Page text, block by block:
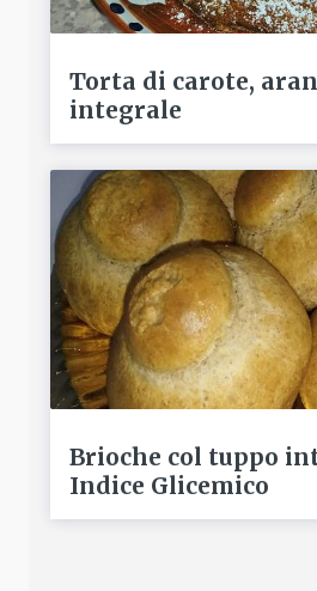
Torta di carote,
integrale
Brioche col tuppo
Indice Glicemico